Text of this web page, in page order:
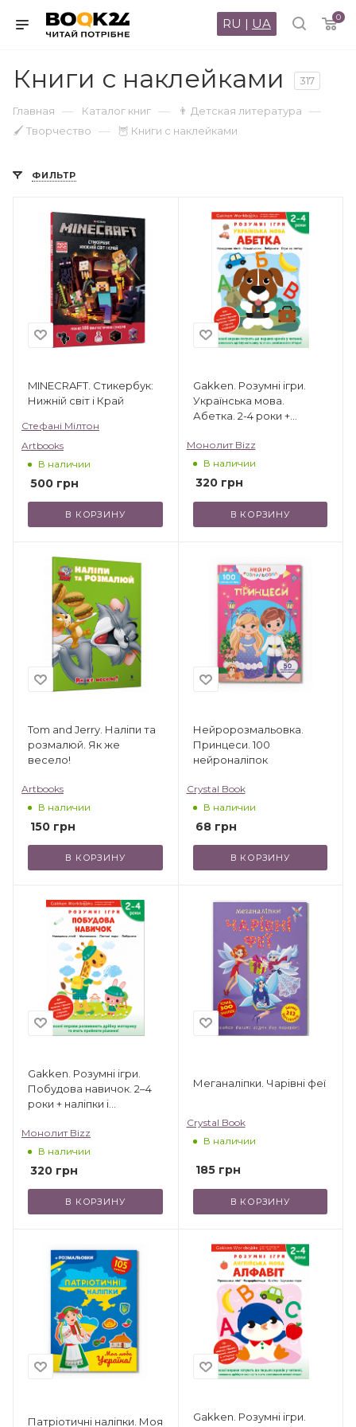
0
RU | UA
Книги с наклейками 317
Главная — Каталог книг — 👨 Детская литература —
🖌 Творчество — 🦉 Книги с наклейками
ФИЛЬТР
MINECRAFT. Стикербук:
Нижній світ і Край
Стефані Мілтон
Artbooks
В наличии
500 грн
В КОРЗИНУ
Gakken. Розумні ігри.
Українська мова.
Абетка. 2-4 роки +
сторінки для малювання
Монолит Bizz
В наличии
320грн
В КОРЗИНУ
Tom and Jerry. Наліпи та
розмалюй. Як же
весело!
Artbooks
В наличии
150 грн
В КОРЗИНУ
Нейророзмальовка.
Принцеси. 100
нейроналіпок
Crystal Book
В наличии
68грн
В КОРЗИНУ
Gakken. Розумні ігри.
Побудова навичок. 2–4
роки + наліпки і
для малювання
Монолит Bizz
В наличии
320 грн
В КОРЗИНУ
Меганаліпки. Чарівні феї
Crystal Book
В наличии
185грн
В КОРЗИНУ
Патріотичні наліпки. Моя
Gakken. Розумні ігри.